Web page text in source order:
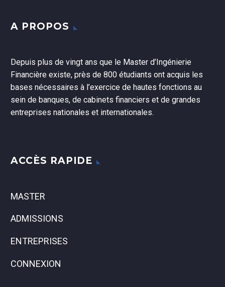
A PROPOS
Depuis plus de vingt ans que le Master d’Ingénierie
Financière existe, près de 800 étudiants ont acquis les
bases nécessaires à l’exercice de hautes fonctions au
sein de banques, de cabinets financiers et de grandes
entreprises nationales et internationales.
ACCÈS RAPIDE
MASTER
ADMISSIONS
ENTREPRISES
CONNEXION